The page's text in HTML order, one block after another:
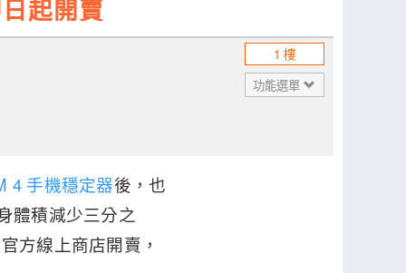
起開賣
1 樓
功能選單
4 手機穩定器後，也
體積減少三分之
方線上商店開賣，